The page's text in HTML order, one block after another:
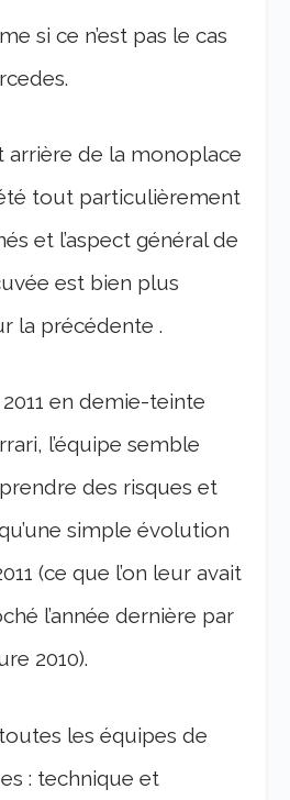
si ce n’est pas le cas
arrière de la monoplace
tout particulièrement
et l’aspect général de
est bien plus
la précédente .
en demie-teinte
l’équipe semble
des risques et
simple évolution
(ce que l’on leur avait
l’année dernière par
2010).
les équipes de
: technique et